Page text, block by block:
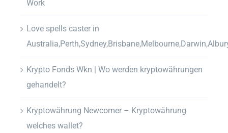
Work
Love spells caster in
Krypto Fonds Wkn | Wo werden kryptowährungen
gehandelt?
Kryptowährung Newcomer – Kryptowährung
welches wallet?